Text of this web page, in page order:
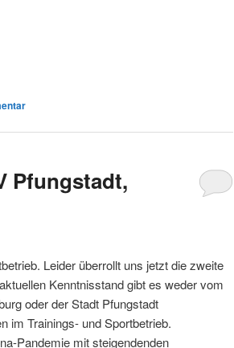
Pfungstadt,
Leider überrollt uns jetzt die zweite
Kenntnisstand gibt es weder vom
oder der Stadt Pfungstadt
im Trainings- und Sportbetrieb.
Pandemie mit steigendenden